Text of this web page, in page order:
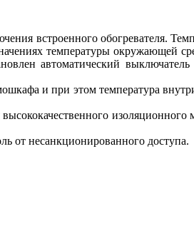
встроенного обогревателя.
температуры окружающей
автоматический
и при этом температура
от несанкционированного доступа.